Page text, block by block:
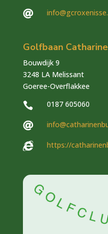

Golfbaan
Bouwdijk 9
3248 LA Melissant
Goeree-Overflakkee
 0187 605060

 https://